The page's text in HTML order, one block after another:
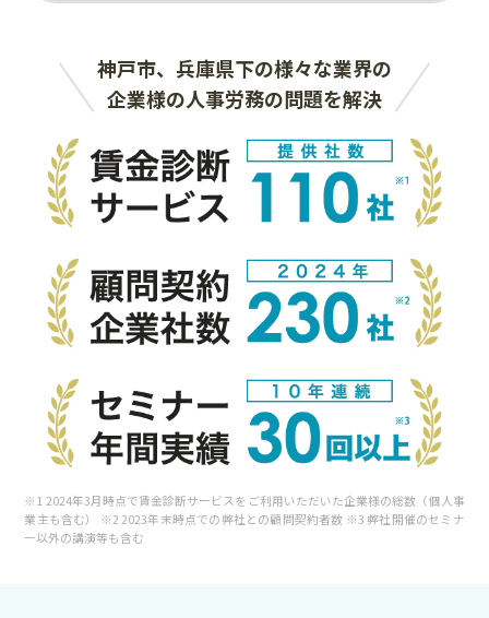
神戸市、兵庫県下の様々な業界の
企業様の人事労務の問題を解決
※1 2024年3月時点で賃金診断サービスをご利用いただいた企業様の総数（個人事
業主も含む） ※2 2023年末時点での弊社との顧問契約者数 ※3 弊社開催のセミナ
ー以外の講演等も含む